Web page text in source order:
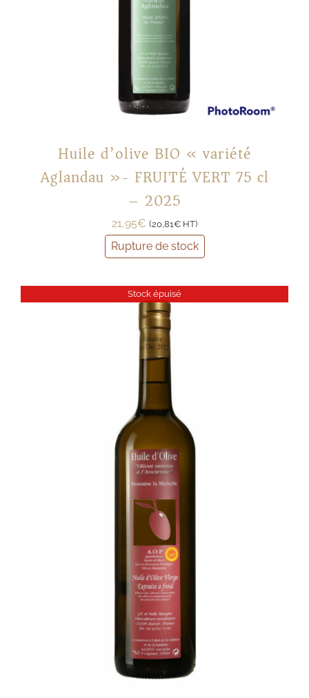
Huile d’olive BIO « variété
Aglandau »- FRUITÉ VERT 75 cl
– 2025
21,95€ (20,81€ HT)
Rupture de stock
Stock épuisé